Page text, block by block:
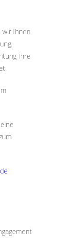
wir Ihnen
Ihre